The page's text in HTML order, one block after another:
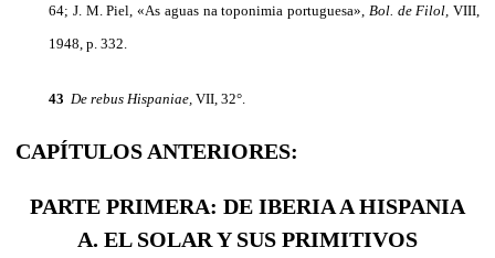
64; J. M. Piel, «As aguas na toponimia portuguesa», Bol. de Filol, VIII,
1948, p. 332.
43 De rebus Hispaniae, VII, 32°.
CAPÍTULOS ANTERIORES:
PARTE PRIMERA: DE IBERIA A HISPANIA
A. EL SOLAR Y SUS PRIMITIVOS